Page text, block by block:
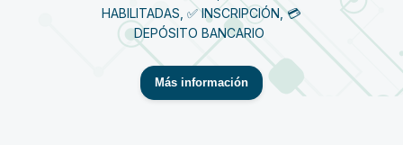
HABILITADAS, ✅ INSCRIPCIÓN, 💳
DEPÓSITO BANCARIO
Más información